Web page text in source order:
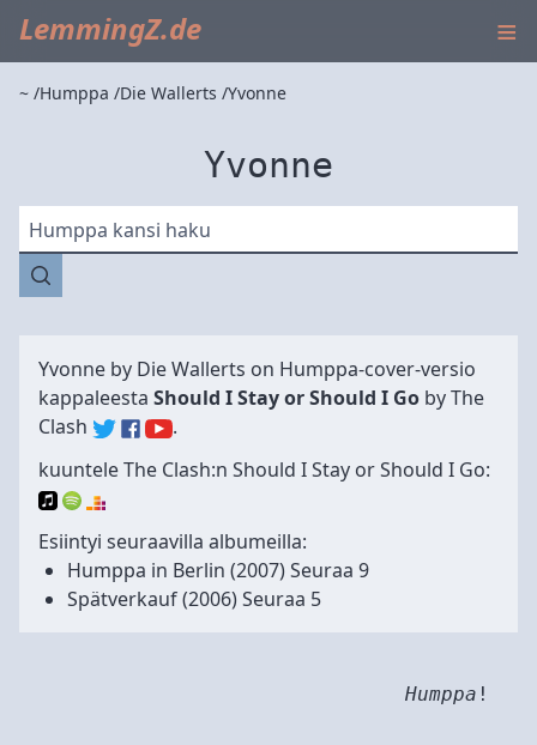
LemmingZ.de ≡
~ Humppa Die Wallerts Yvonne
Yvonne
Humppa kansi haku
Yvonne by Die Wallerts on Humppa-cover-versio
kappaleesta Should I Stay or Should I Go byThe
Clash
.
kuuntele The Clash:n Should I Stay or Should I Go:
Esiintyi seuraavilla albumeilla:
Humppa in Berlin (2007) Seuraa 9
Spätverkauf(2006) Seuraa 5
Humppa !